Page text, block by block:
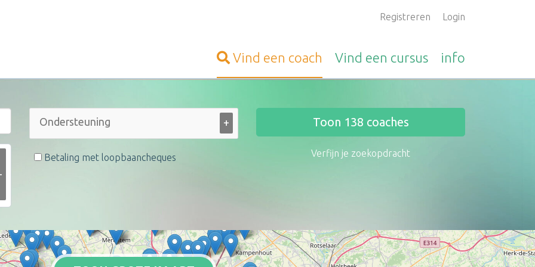
Registreren Login
Vind een coach Vind een cursus info
+
Betaling met loopbaancheques
Toon 138 coaches
Verfijn je zoekopdracht